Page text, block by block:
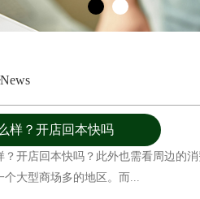
News
样？开店回本快吗
？开店回本快吗？此外也需看周边的
大型商场多的地区。而...